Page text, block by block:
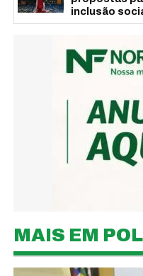
inclusão
MAIS EM